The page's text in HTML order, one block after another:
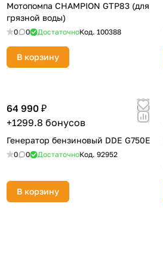
Мотопомпа CHAMPION GTP83 (для
грязной воды)
0 0 ДостаточноКод. 100388
В корзину
64 990 ₽
+1299.8 бонусов
Генератор бензиновый DDE G750E
0 0 ДостаточноКод. 92952
В корзину